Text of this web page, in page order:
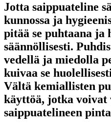
Jotta saippuateline
kunnossa ja
pitää se puhtaana ja
säännöllisesti.
vedellä ja miedolla
kuivaa se
Vältä kemiallisten
käyttöä, jotka voivat
saippuatelineen